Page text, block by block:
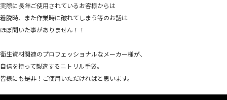
実際に長年ご使用されているお客様からは
着脱時、また作業時に破れてしまう等のお話は
ほぼ聞いた事がありません！！
衛生資材関連のプロフェッショナルなメーカー様が、
自信を持って製造するニトリル手袋。
皆様にも是非！ご使用いただければと思います。